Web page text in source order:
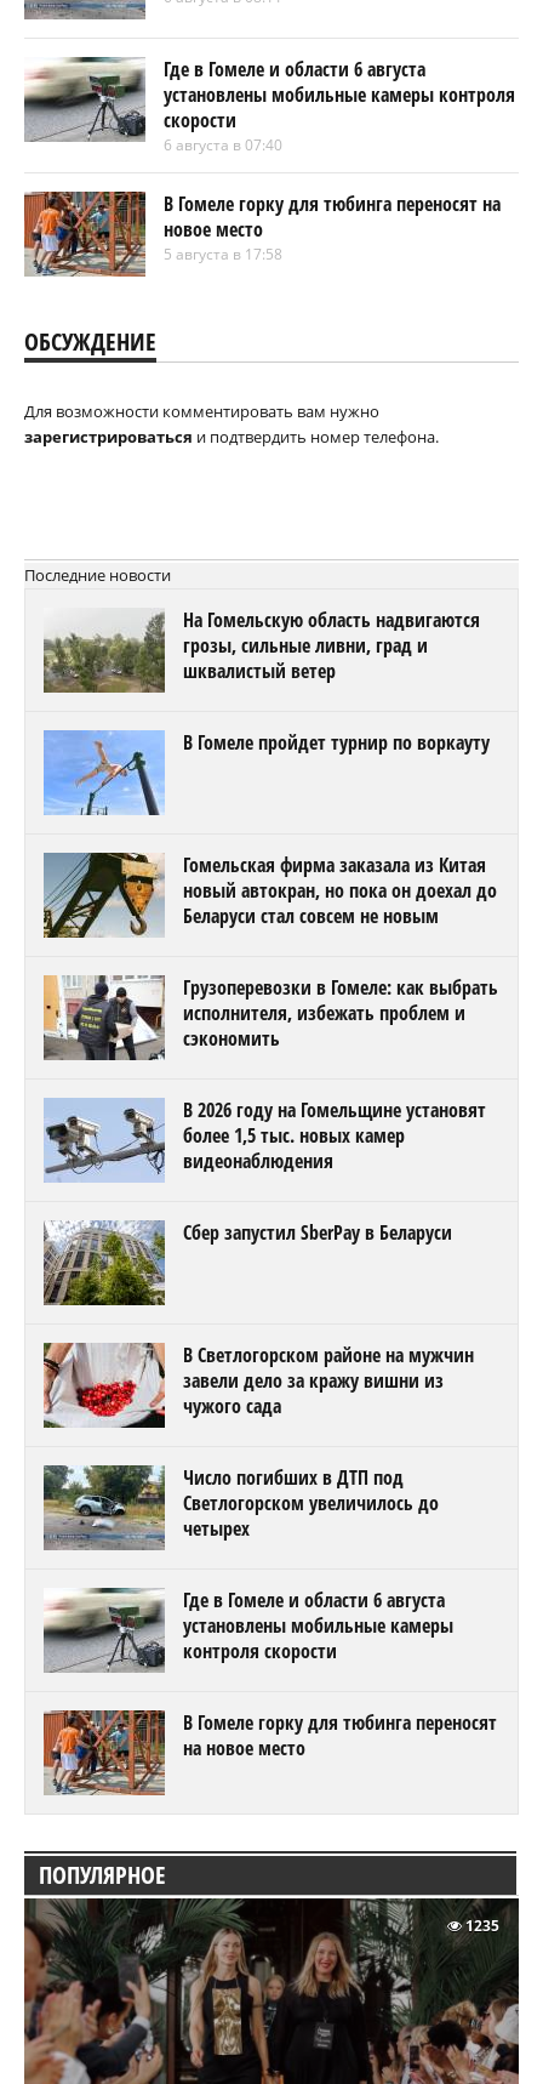
Где в Гомеле и области 6 августа
установлены мобильные камеры контроля
скорости
6 августа в 07:40
В Гомеле горку для тюбинга переносят на
новое место
5 августа в 17:58
ОБСУЖДЕНИЕ
Для возможности комментировать вам нужно
зарегистрироваться и подтвердить номер телефона.
Последние новости
На Гомельскую область надвигаются
грозы, сильные ливни, град и
шквалистый ветер
В Гомеле пройдет турнир по воркауту
Гомельская фирма заказала из Китая
новый автокран, но пока он доехал до
Беларуси стал совсем не новым
Грузоперевозки в Гомеле: как выбрать
исполнителя, избежать проблем и
сэкономить
В 2026 году на Гомельщине установят
более 1,5 тыс. новых камер
видеонаблюдения
Сбер запустил SberPay в Беларуси
В Светлогорском районе на мужчин
завели дело за кражу вишни из
чужого сада
Число погибших в ДТП под
Светлогорском увеличилось до
четырех
Где в Гомеле и области 6 августа
установлены мобильные камеры
контроля скорости
В Гомеле горку для тюбинга переносят
на новое место
ПОПУЛЯРНОЕ
1235